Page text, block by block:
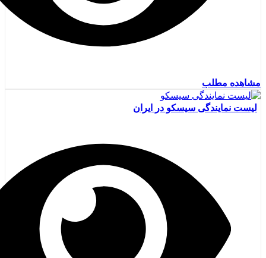
مشاهده مطلب
لیست نمایندگی سیسکو در ایران